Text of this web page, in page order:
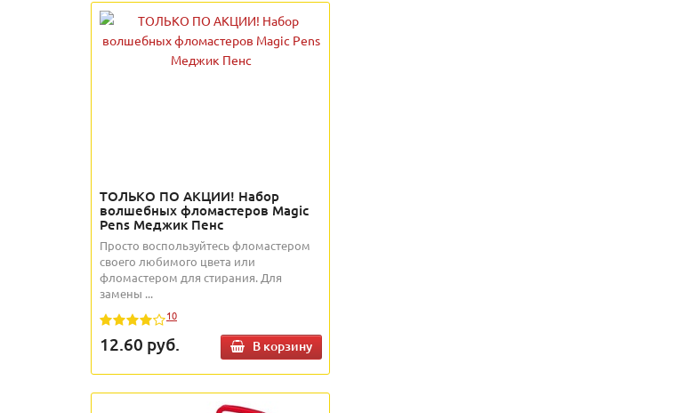
ТОЛЬКО ПО АКЦИИ! Набор
волшебных фломастеров Magic
Pens Меджик Пенс
Просто воспользуйтесь фломастером
своего любимого цвета или
фломастером для стирания. Для
замены ...
10
12.60 руб. В корзину